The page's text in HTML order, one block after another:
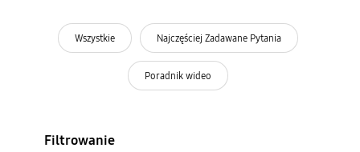
Wszystkie Najczęściej Zadawane Pytania
Poradnik wideo
Filtrowanie